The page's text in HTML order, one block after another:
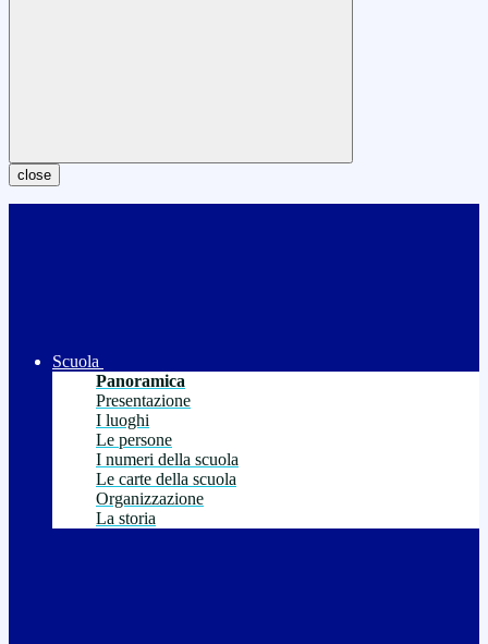
close
Scuola
Panoramica
Presentazione
I luoghi
Le persone
I numeri della scuola
Le carte della scuola
Organizzazione
La storia